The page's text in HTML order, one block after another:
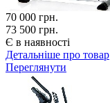
70 000 грн.
73 500 грн.
Є в наявності
Детальніше про товар
Переглянути